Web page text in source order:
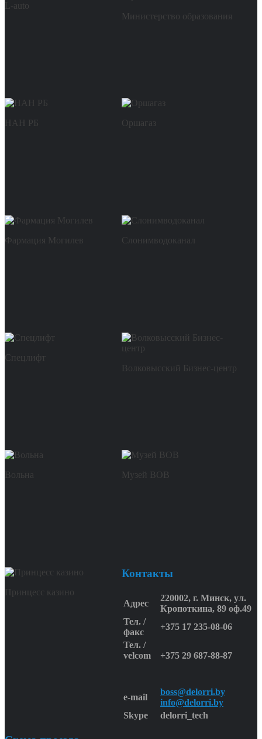
L-auto
Министерство образования
НАН РБ Оршагаз
Фармация Могилев Слонимводоканал
Спецлифт
Волковысский Бизнес-центр
Вольна Музей ВОВ
Принцесс казино
Контакты
Адрес
220002, г. Минск, ул.
Кропоткина, 89 оф.49
Тел. /
факс
+375 17 235-08-06
Тел. /
velcom
+375 29 687-88-87
e-mail
boss@delorri.by
info@delorri.by
Skype
delorri_tech